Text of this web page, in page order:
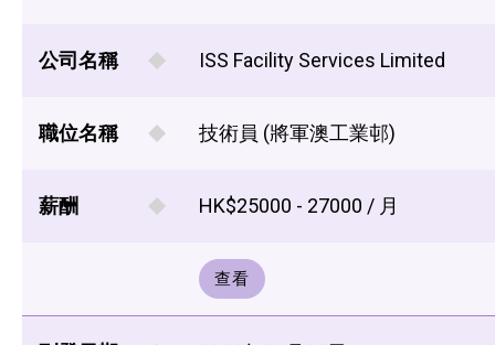
公司名稱 ISS Facility Services Limited
職位名稱 技術員 (將軍澳工業邨)
薪酬 HK$25000 - 27000 / 月
查看